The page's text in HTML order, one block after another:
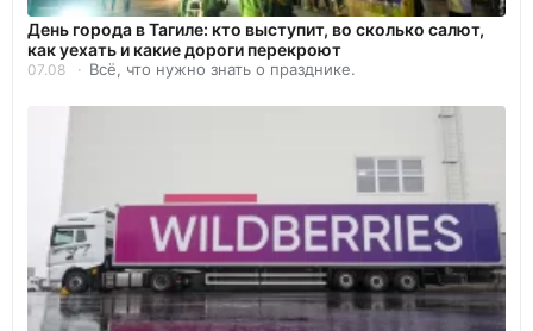
День города в Тагиле: кто выступит, во сколько салют,
как уехать и какие дороги перекроют
07.08 Всё, что нужно знать о празднике.